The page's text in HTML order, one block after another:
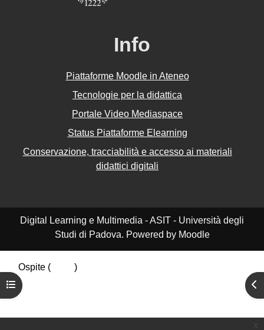
Apri indice del corso
Info
Piattaforme Moodle in Ateneo
Tecnologie per la didattica
Portale Video Mediaspace
Status Piattaforme Elearning
Conservazione, tracciabilità e accesso ai materiali
didattici digitali
Digital Learning e Multimedia - ASIT - Università degli
Studi di Padova. Powered by Moodle
Ospite (
)
Riepilogo della conservazione dei dati
Politiche